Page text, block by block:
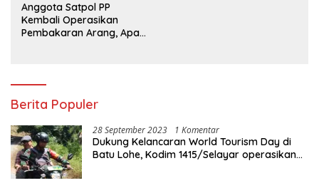
Anggota Satpol PP
Kembali Operasikan
Pembakaran Arang, Apa
Berita Populer
28 September 2023 1 Komentar
Dukung Kelancaran World Tourism Day di
Batu Lohe, Kodim 1415/Selayar operasikan